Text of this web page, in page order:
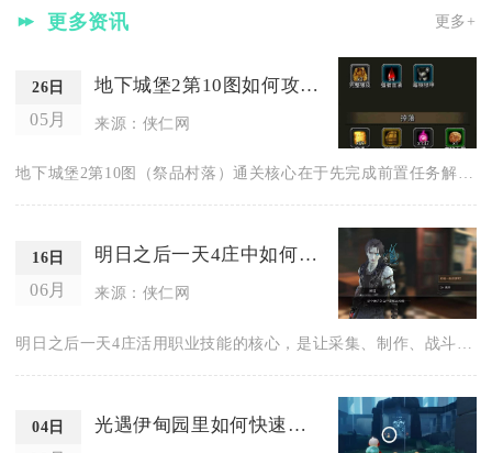
更多资讯 更多+
26日
05月
地下城堡2第10图如何攻略
来源：侠仁网
地下城堡2第10图（祭品村落）通关核心在于先完成前置任务解锁...
16日
06月
明日之后一天4庄中如何活用职业技能
来源：侠仁网
04日 光遇伊甸园里如何快速飞往暴风口